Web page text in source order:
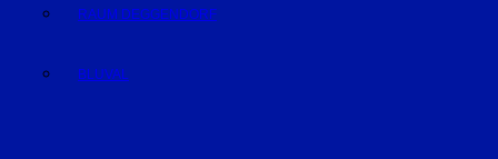
RAUM DEGGENDORF
BLUVAL